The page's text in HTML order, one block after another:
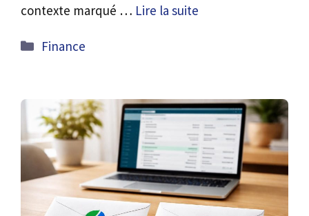
contexte marqué … Lire la suite
Catégories
Finance